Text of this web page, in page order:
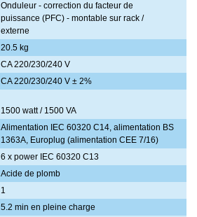
Onduleur - correction du facteur de
puissance (PFC) - montable sur rack /
externe
20.5 kg
CA 220/230/240 V
CA 220/230/240 V ± 2%
1500 watt / 1500 VA
Alimentation IEC 60320 C14, alimentation BS
1363A, Europlug (alimentation CEE 7/16)
6 x power IEC 60320 C13
Acide de plomb
1
5.2 min en pleine charge